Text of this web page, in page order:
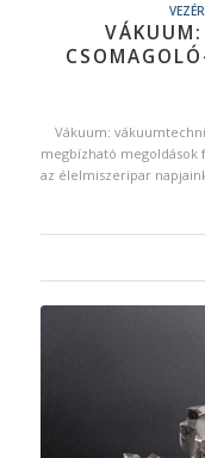
Vákuum:
megbízható megoldások
az élelmiszeripar